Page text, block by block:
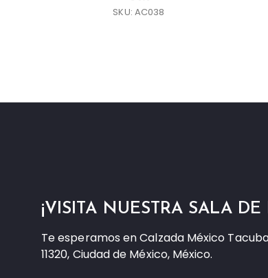
SKU: AC038
¡VISITA NUESTRA SALA
Te esperamos en Calzada México Tacuba
11320, Ciudad de México, México.